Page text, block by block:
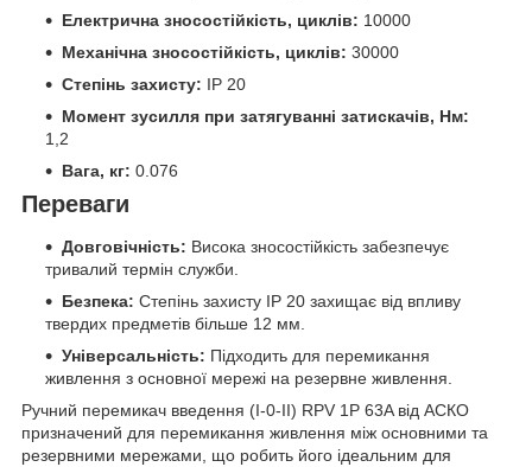
Електрична зносостійкість, циклів: 10000
Механічна зносостійкість, циклів: 30000
Степінь захисту: IP 20
Момент зусилля при затягуванні затискачів, Нм:
1,2
Вага, кг: 0.076
Переваги
Довговічність: Висока зносостійкість забезпечує
тривалий термін служби.
Безпека: Степінь захисту IP 20 захищає від впливу
твердих предметів більше 12 мм.
Універсальність: Підходить для перемикання
живлення з основної мережі на резервне живлення.
Ручний перемикач введення (I-0-II) RPV 1P 63A від АСКО
призначений для перемикання живлення між основними та
резервними мережами, що робить його ідеальним для